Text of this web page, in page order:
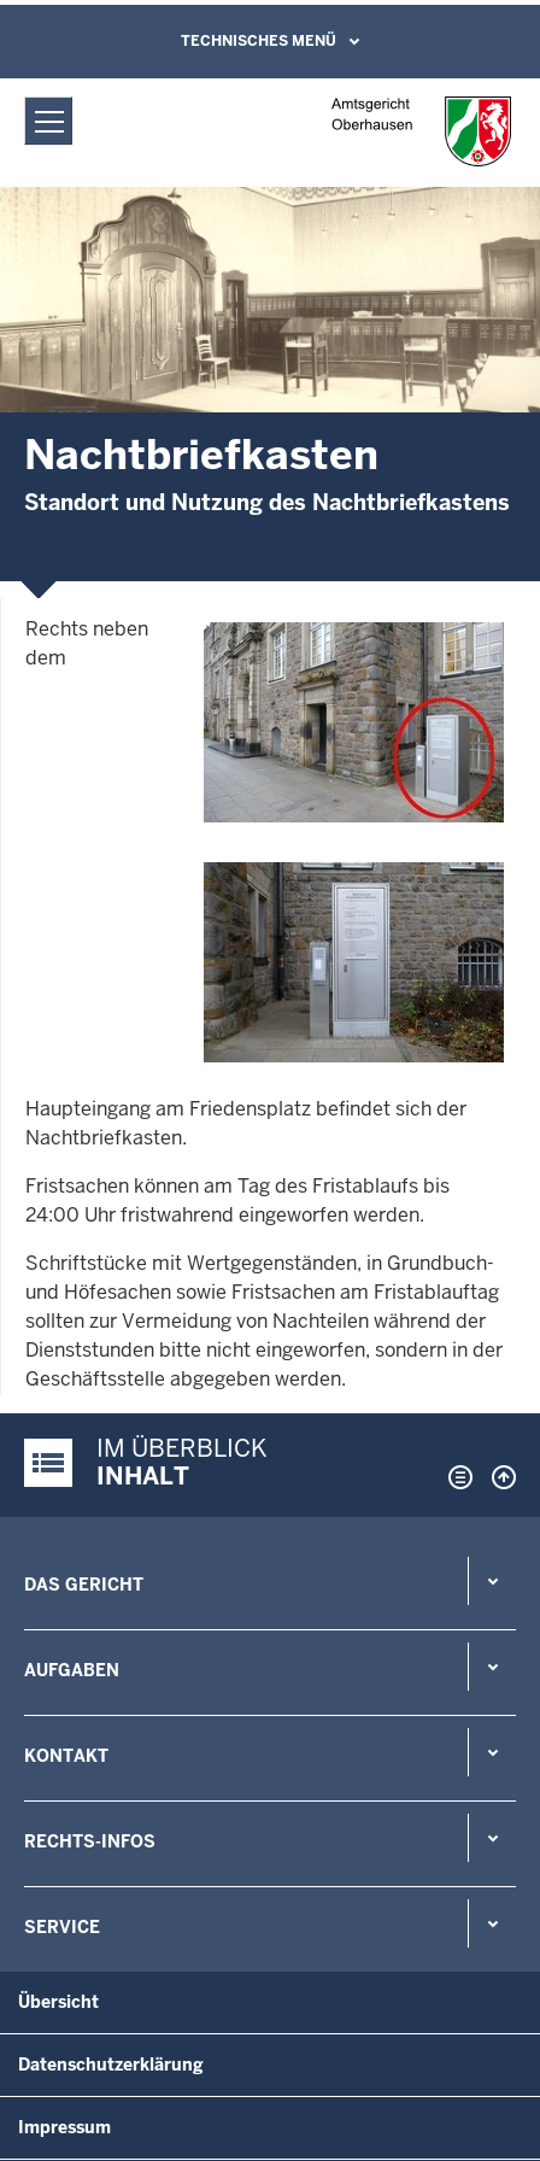
Amtsgericht Oberhausen:
Nachtbriefkasten
Direkt zum Inhalt
Leichte Sprache, Gebärdensprachenvideo
und Kontaktformular
TECHNISCHES MENÜ
Nachtbriefkasten
Standort und Nutzung des Nachtbriefkastens
Rechts neben
dem
Haupteingang am Friedensplatz befindet sich der
Nachtbriefkasten.
Fristsachen können am Tag des Fristablaufs bis
24:00 Uhr fristwahrend eingeworfen werden.
Schriftstücke mit Wertgegenständen, in Grundbuch-
und Höfesachen sowie Fristsachen am Fristablauftag
sollten zur Vermeidung von Nachteilen während der
Dienststunden bitte nicht eingeworfen, sondern in der
Geschäftsstelle abgegeben werden.
Justiz-Portal im Überblick:
IM ÜBERBLICK
INHALT
DAS GERICHT
AUFGABEN
KONTAKT
RECHTS-INFOS
SERVICE
Übersicht
Datenschutzerklärung
Impressum